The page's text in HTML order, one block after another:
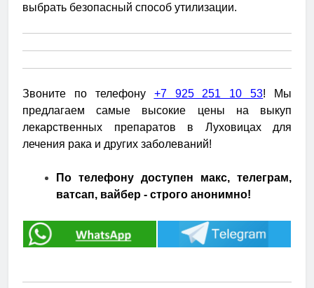
выбрать безопасный способ утилизации.
Звоните по телефону +7 925 251 10 53! Мы
предлагаем самые высокие цены на выкуп
лекарственных препаратов в Луховицах для
лечения рака и других заболеваний!
По телефону доступен макс, телеграм,
ватсап, вайбер - строго анонимно!